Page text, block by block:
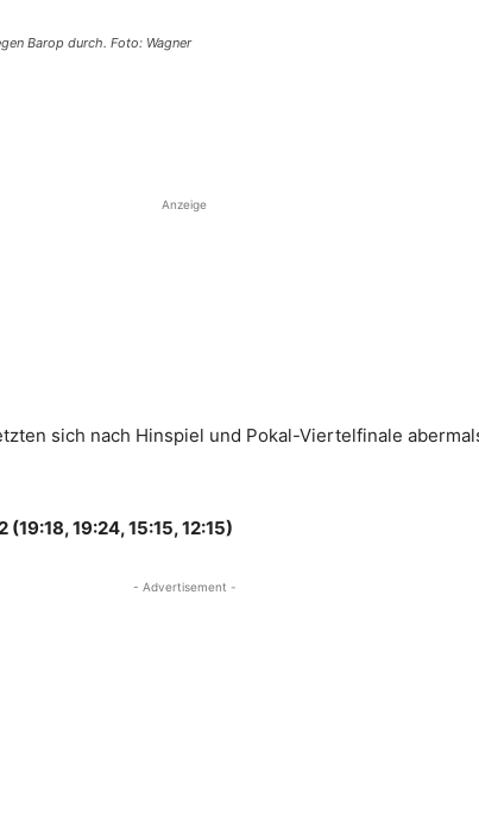
Barop durch. Foto: Wagner
Anzeige
sich nach Hinspiel und Pokal-Viertelfinale
19:24, 15:15, 12:15)
- Advertisement -